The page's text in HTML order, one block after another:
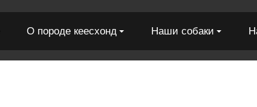
О породе кеесхонд Наши собаки